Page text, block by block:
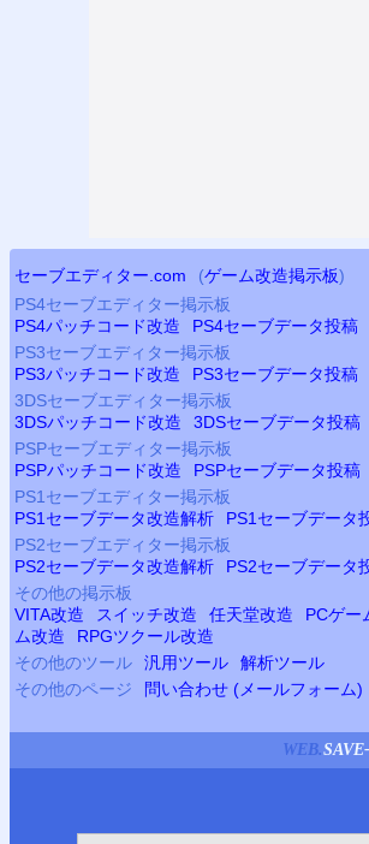
セーブエディター.com (ゲーム改造掲示板)
PS4セーブエディター掲示板
PS4パッチコード改造 PS4セーブデータ投稿
PS3セーブエディター掲示板
PS3パッチコード改造 PS3セーブデータ投稿
3DSセーブエディター掲示板
3DSパッチコード改造
3DSセーブデータ投稿
PSPセーブエディター掲示板
PSPパッチコード改造 PSPセーブデータ投稿
PS1セーブエディター掲示板
PS1セーブデータ改造解析 PS1セーブデータ
PS2セーブエディター掲示板
PS2セーブデータ改造解析 PS2セーブデータ
その他の掲示板
VITA改造
スイッチ改造 任天堂改造 PCゲー
ム改造
RPGツクール改造
その他のツール
汎用ツール
解析ツール
その他のページ
問い合わせ (メールフォーム)
WEB.